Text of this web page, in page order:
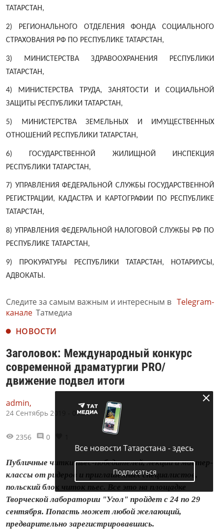
ТАТАРСТАН,
2) РЕГИОНАЛЬНОГО ОТДЕЛЕНИЯ ФОНДА СОЦИАЛЬНОГО
СТРАХОВАНИЯ РФ ПО РЕСПУБЛИКЕ ТАТАРСТАН,
3) МИНИСТЕРСТВА ЗДРАВООХРАНЕНИЯ РЕСПУБЛИКИ
ТАТАРСТАН,
4) МИНИСТЕРСТВА ТРУДА, ЗАНЯТОСТИ И СОЦИАЛЬНОЙ
ЗАЩИТЫ РЕСПУБЛИКИ ТАТАРСТАН,
5) МИНИСТЕРСТВА ЗЕМЕЛЬНЫХ И ИМУЩЕСТВЕННЫХ
ОТНОШЕНИЙ РЕСПУБЛИКИ ТАТАРСТАН,
6) ГОСУДАРСТВЕННОЙ ЖИЛИЩНОЙ ИНСПЕКЦИЯ
РЕСПУБЛИКИ ТАТАРСТАН,
7) УПРАВЛЕНИЯ ФЕДЕРАЛЬНОЙ СЛУЖБЫ ГОСУДАРСТВЕННОЙ
РЕГИСТРАЦИИ, КАДАСТРА И КАРТОГРАФИИ ПО РЕСПУБЛИКЕ
ТАТАРСТАН,
8) УПРАВЛЕНИЯ ФЕДЕРАЛЬНОЙ НАЛОГОВОЙ СЛУЖБЫ РФ ПО
РЕСПУБЛИКЕ ТАТАРСТАН,
9) ПРОКУРАТУРЫ РЕСПУБЛИКИ ТАТАРСТАН, НОТАРИУСЫ,
АДВОКАТЫ.
Следите за самым важным и интересным в Telegram-
канале Татмедиа
НОВОСТИ
Заголовок: Международный конкурс
современной драматургии PRO/
движение подвел итоги
admin,
24 Сентябрь 2019 - 09:34
2356 0
Публичные читки пьес-победителей, лекции и мастер-
классы от ридеров и приглашенных специалистов,
польский блок читок пьес. Все это на площадке
Творческой лаборатории "Угол" пройдет с 24 по 29
сентября. Попасть может любой желающий,
предварительно зарегистрировавшись.
Все новости Татарстана - здесь
Подписаться